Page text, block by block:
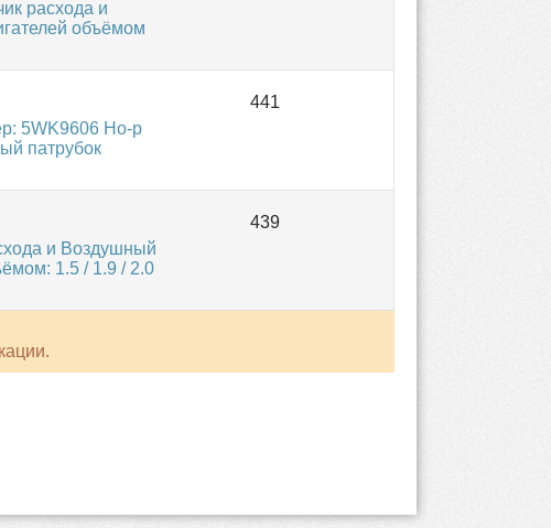
расхода и
объёмом
5WK9606 Но-р
патрубок
и Воздушный
1.5 / 1.9 / 2.0